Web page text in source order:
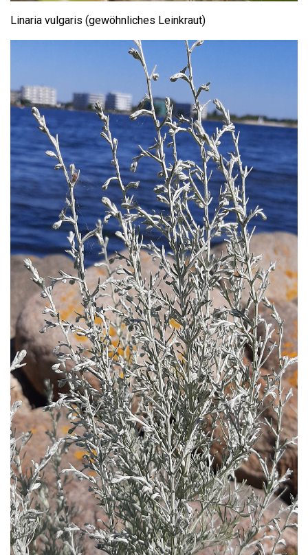
Linaria vulgaris (gewöhnliches Leinkraut)